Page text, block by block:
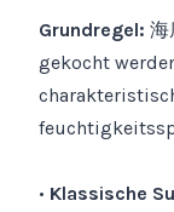
Grundregel: 海
gekocht
• Klassische